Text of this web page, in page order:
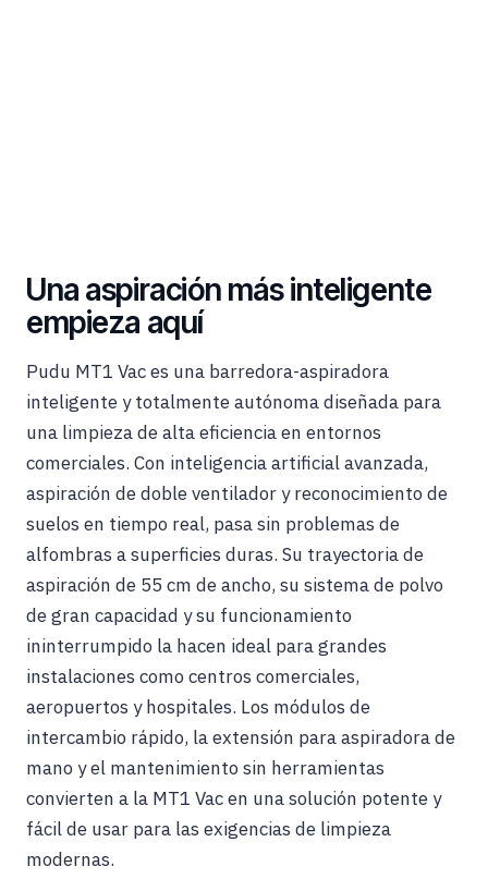
Una aspiración más inteligente
empieza aquí
Pudu MT1 Vac es una barredora-aspiradora
inteligente y totalmente autónoma diseñada para
una limpieza de alta eficiencia en entornos
comerciales. Con inteligencia artificial avanzada,
aspiración de doble ventilador y reconocimiento de
suelos en tiempo real, pasa sin problemas de
alfombras a superficies duras. Su trayectoria de
aspiración de 55 cm de ancho, su sistema de polvo
de gran capacidad y su funcionamiento
ininterrumpido la hacen ideal para grandes
instalaciones como centros comerciales,
aeropuertos y hospitales. Los módulos de
intercambio rápido, la extensión para aspiradora de
mano y el mantenimiento sin herramientas
convierten a la MT1 Vac en una solución potente y
fácil de usar para las exigencias de limpieza
modernas.